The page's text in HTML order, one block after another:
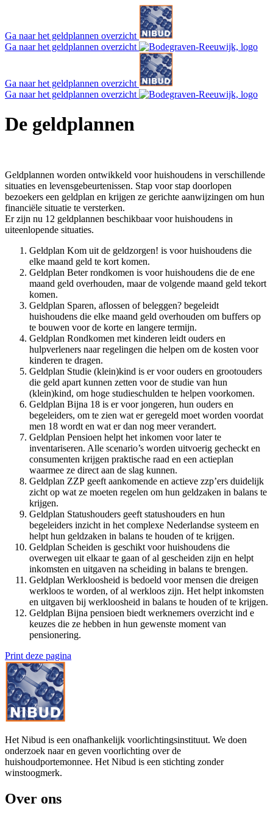
Ga naar het geldplannen overzicht
Ga naar het geldplannen overzicht
Ga naar het geldplannen overzicht
Ga naar het geldplannen overzicht
De geldplannen
Geldplannen worden ontwikkeld voor huishoudens in verschillende
situaties en levensgebeurtenissen. Stap voor stap doorlopen
bezoekers een geldplan en krijgen ze gerichte aanwijzingen om hun
financiële situatie te versterken.
Er zijn nu 12 geldplannen beschikbaar voor huishoudens in
uiteenlopende situaties.
Geldplan Kom uit de geldzorgen! is voor huishoudens die
elke maand geld te kort komen.
Geldplan Beter rondkomen is voor huishoudens die de ene
maand geld overhouden, maar de volgende maand geld tekort
komen.
Geldplan Sparen, aflossen of beleggen? begeleidt
huishoudens die elke maand geld overhouden om buffers op
te bouwen voor de korte en langere termijn.
Geldplan Rondkomen met kinderen leidt ouders en
hulpverleners naar regelingen die helpen om de kosten voor
kinderen te dragen.
Geldplan Studie (klein)kind is er voor ouders en grootouders
die geld apart kunnen zetten voor de studie van hun
(klein)kind, om hoge studieschulden te helpen voorkomen.
Geldplan Bijna 18 is er voor jongeren, hun ouders en
begeleiders, om te zien wat er geregeld moet worden voordat
men 18 wordt en wat er dan nog meer verandert.
Geldplan Pensioen helpt het inkomen voor later te
inventariseren. Alle scenario’s worden uitvoerig gecheckt en
consumenten krijgen praktische raad en een actieplan
waarmee ze direct aan de slag kunnen.
Geldplan ZZP geeft aankomende en actieve zzp’ers duidelijk
zicht op wat ze moeten regelen om hun geldzaken in balans te
krijgen.
Geldplan Statushouders geeft statushouders en hun
begeleiders inzicht in het complexe Nederlandse systeem en
helpt hun geldzaken in balans te houden of te krijgen.
Geldplan Scheiden is geschikt voor huishoudens die
overwegen uit elkaar te gaan of al gescheiden zijn en helpt
inkomsten en uitgaven na scheiding in balans te brengen.
Geldplan Werkloosheid is bedoeld voor mensen die dreigen
werkloos te worden, of al werkloos zijn. Het helpt inkomsten
en uitgaven bij werkloosheid in balans te houden of te krijgen.
Geldplan Bijna pensioen biedt werknemers overzicht ind e
keuzes die ze hebben in hun gewenste moment van
pensionering.
Print deze pagina
Het Nibud is een onafhankelijk voorlichtingsinstituut. We doen
onderzoek naar en geven voorlichting over de
huishoudportemonnee. Het Nibud is een stichting zonder
winstoogmerk.
Over ons